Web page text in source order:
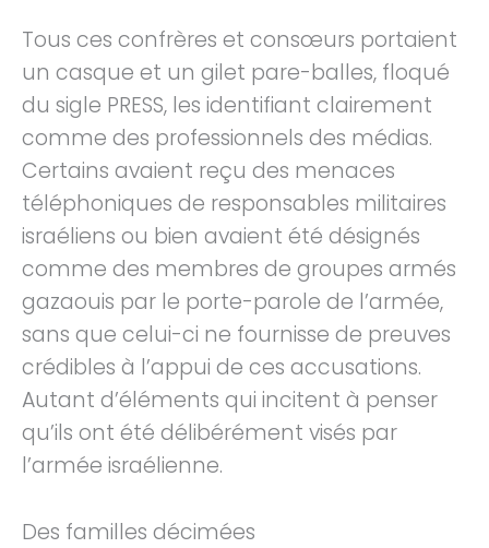
Tous ces confrères et consœurs portaient
un casque et un gilet pare-balles, floqué
du sigle PRESS, les identifiant clairement
comme des professionnels des médias.
Certains avaient reçu des menaces
téléphoniques de responsables militaires
israéliens ou bien avaient été désignés
comme des membres de groupes armés
gazaouis par le porte-parole de l’armée,
sans que celui-ci ne fournisse de preuves
crédibles à l’appui de ces accusations.
Autant d’éléments qui incitent à penser
qu’ils ont été délibérément visés par
l’armée israélienne.
Des familles décimées